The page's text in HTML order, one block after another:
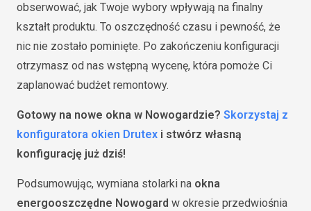
obserwować, jak Twoje wybory wpływają na finalny
kształt produktu. To oszczędność czasu i pewność, że
nic nie zostało pominięte. Po zakończeniu konfiguracji
otrzymasz od nas wstępną wycenę, która pomoże Ci
zaplanować budżet remontowy.
Gotowy na nowe okna w Nowogardzie? Skorzystaj z
konfiguratora okien Drutex i stwórz własną
konfigurację już dziś!
Podsumowując, wymiana stolarki na okna
energooszczędne Nowogard w okresie przedwiośnia